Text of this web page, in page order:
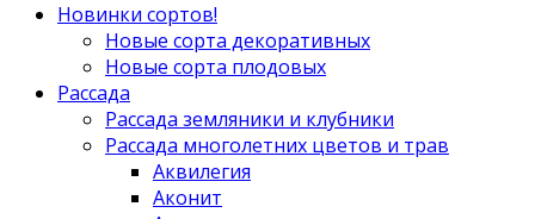
Новинки сортов!
Новые сорта декоративных
Новые сорта плодовых
Рассада
Рассада земляники и клубники
Рассада многолетних цветов и трав
Аквилегия
Аконит